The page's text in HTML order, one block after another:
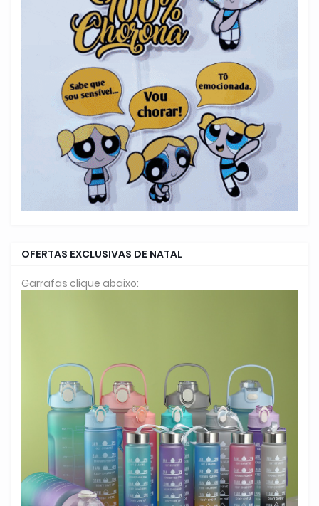
OFERTAS EXCLUSIVAS DE NATAL
Garrafas clique abaixo: